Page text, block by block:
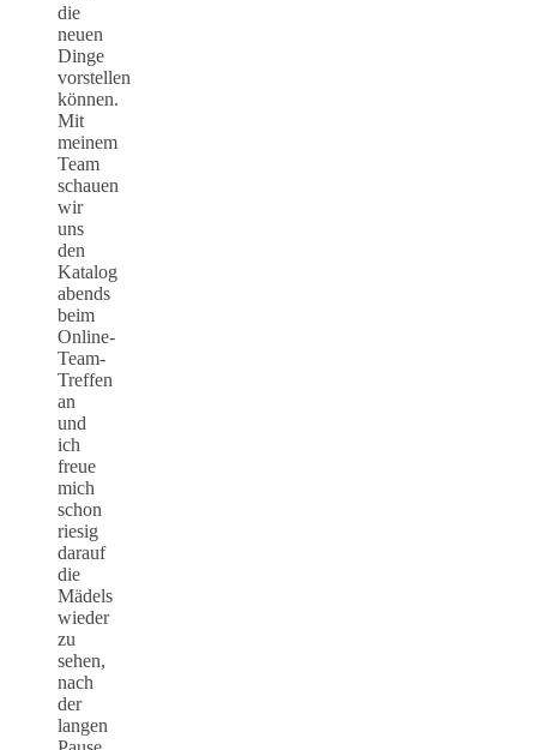
die
neuen
Dinge
vorstellen
können.
Mit
meinem
Team
schauen
wir
uns
den
Katalog
abends
beim
Online-
Team-
Treffen
an
und
ich
freue
mich
schon
riesig
darauf
die
Mädels
wieder
zu
sehen,
nach
der
langen